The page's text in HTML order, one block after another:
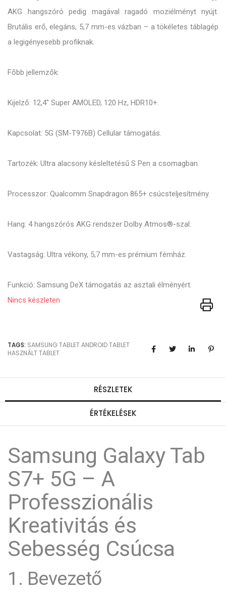
AKG hangszóró pedig magával ragadó moziélményt nyújt.
Brutális erő, elegáns, 5,7 mm-es vázban – a tökéletes táblagép
a legigényesebb profiknak.
Főbb jellemzők:
Kijelző: 12,4" Super AMOLED, 120 Hz, HDR10+.
Kapcsolat: 5G (SM-T976B) Cellular támogatás.
Tartozék: Ultra alacsony késleltetésű S Pen a csomagban.
Processzor: Qualcomm Snapdragon 865+ csúcsteljesítmény.
Hang: 4 hangszórós AKG rendszer Dolby Atmos®-szal.
Vastagság: Ultra vékony, 5,7 mm-es prémium fémház.
Funkció: Samsung DeX támogatás az asztali élményért.
Nincs készleten
TAGS: SAMSUNG TABLETANDROID TABLET
HASZNÁLT TABLET
RÉSZLETEK
ÉRTÉKELÉSEK
Samsung Galaxy Tab
S7+ 5G – A
Professzionális
Kreativitás és
Sebesség Csúcsa
1. Bevezető